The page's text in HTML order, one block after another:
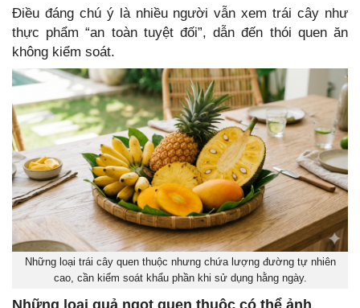
Điều đáng chú ý là nhiều người vẫn xem trái cây như
thực phẩm “an toàn tuyệt đối”, dẫn đến thói quen ăn
không kiểm soát.
Những loại trái cây quen thuộc nhưng chứa lượng đường tự nhiên
cao, cần kiểm soát khẩu phần khi sử dụng hằng ngày.
Những loại quả ngọt quen thuộc có thể ảnh